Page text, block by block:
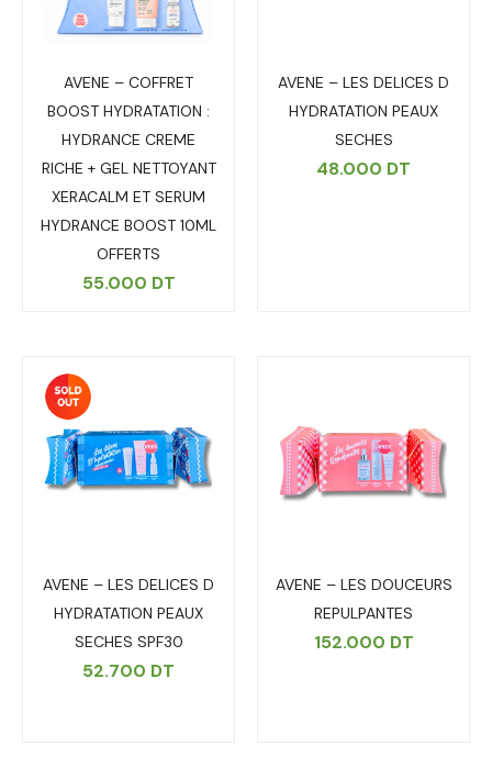
AVENE – COFFRET
BOOST HYDRATATION :
HYDRANCE CREME
RICHE + GEL NETTOYANT
XERACALM ET SERUM
HYDRANCE BOOST 10ML
OFFERTS
55.000 DT
AVENE – LES DELICES D
HYDRATATION PEAUX
SECHES
48.000 DT
AVENE – LES DELICES D
HYDRATATION PEAUX
SECHES SPF30
52.700 DT
AVENE – LES DOUCEURS
REPULPANTES
152.000 DT